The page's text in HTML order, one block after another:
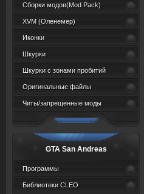
Сборки модов(Mod Pack)
XVM (Oленемер)
Иконки
Шкурки
Шкурки с зонами пробитий
Оригинальные файлы
Читы/запрещенные моды
GTA San Andreas
Программы
Библиотеки CLEO